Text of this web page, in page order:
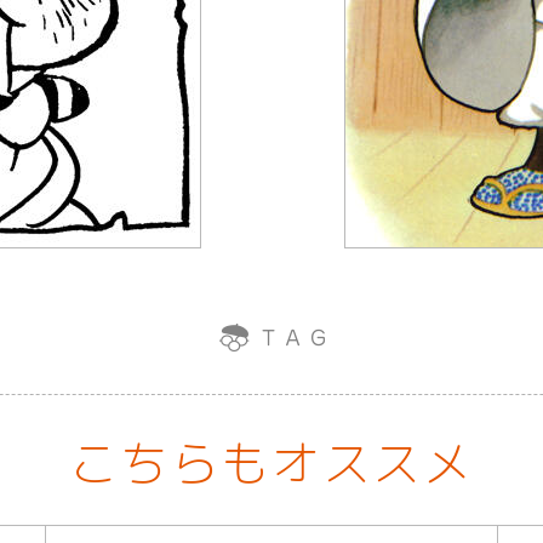
こちらもオススメ